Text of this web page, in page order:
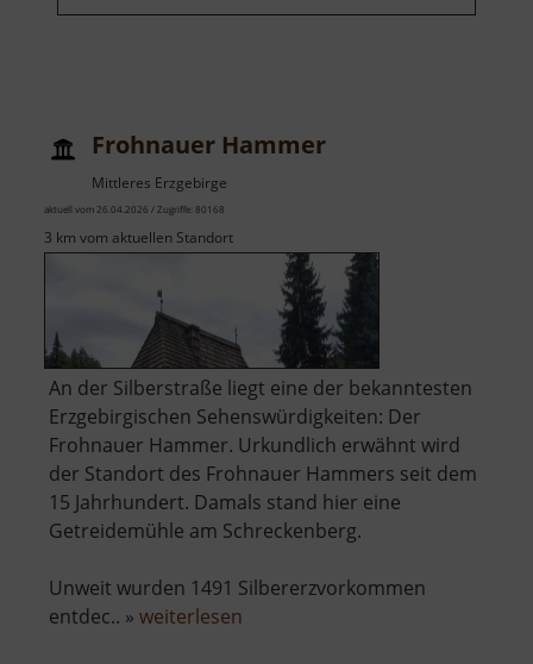
Frohnauer Hammer
Mittleres Erzgebirge
aktuell vom 26.04.2026 / Zugriffe: 80168
3 km vom aktuellen Standort
An der Silberstraße liegt eine der bekanntesten
Erzgebirgischen Sehenswürdigkeiten: Der
Frohnauer Hammer. Urkundlich erwähnt wird
der Standort des Frohnauer Hammers seit dem
15 Jahrhundert. Damals stand hier eine
Getreidemühle am Schreckenberg.
Unweit wurden 1491 Silbererzvorkommen
entdec.. » weiterlesen